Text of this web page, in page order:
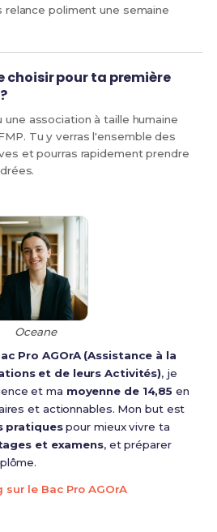
poliment une semaine
choisir pour ta première
une association à taille humaine
Tu y verras l'ensemble des
et pourras rapidement prendre
Oceane
Pro AGOrA (Assistance à la
et de leurs Activités), je
et ma moyenne de 14,85 en
et actionnables. Mon but est
pratiquespour mieux vivre ta
et examens, et préparer
le Bac Pro AGOrA